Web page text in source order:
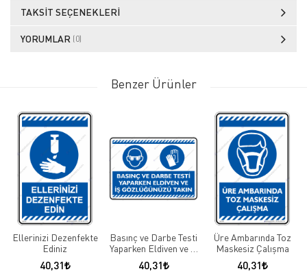
TAKSIT SEÇENEKLERI
YORUMLAR (0)
Benzer Ürünler
Ellerinizi Dezenfekte
Ediniz
40,31
Basınç ve Darbe Testi
Yaparken Eldiven ve iş
Gözlüğünüzü Takın
40,31
Üre Ambarında Toz
Maskesiz Çalışma
40,31